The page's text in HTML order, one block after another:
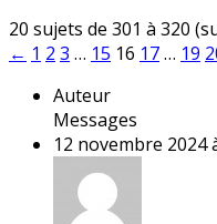
20 sujets de 301 à 320
← 1 2 3 … 15 16 17… 19
Auteur
Messages
12 novembre 2024